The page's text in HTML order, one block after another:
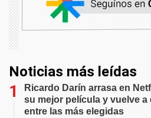
Noticias más leídas
Ricardo Darín arrasa en
su mejor película y vuelve a
entre las más elegidas